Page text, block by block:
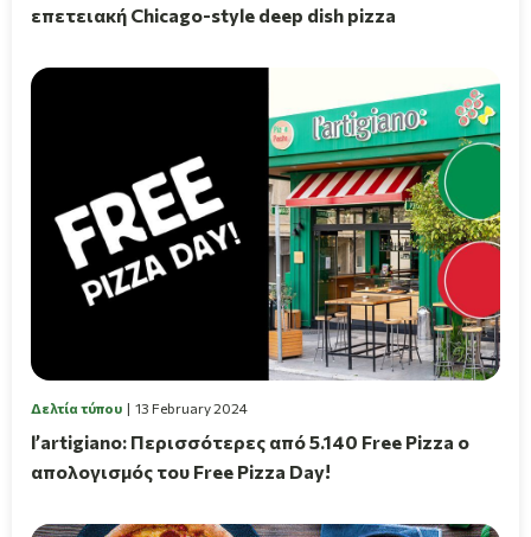
επετειακή Chicago-style deep dish pizza
Δελτία τύπου 13 February 2024
l’artigiano: Περισσότερες από 5.140 Free Pizza ο
απολογισμός του Free Pizza Day!